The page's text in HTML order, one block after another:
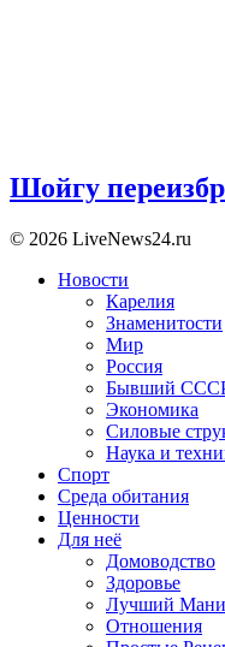
Шойгу
© 2026 LiveNews24.ru
Новости
Карелия
Знаменитости
Мир
Россия
Бывший
Экономика
Силовые
Наука и
Спорт
Среда обитания
Ценности
Для неё
Домоводство
Здоровье
Лучший
Отношения